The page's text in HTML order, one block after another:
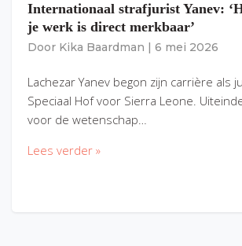
Internationaal strafjurist Yanev:
je werk is direct merkbaar’
Door Kika Baardman 6 mei 2026
Lachezar Yanev begon zijn carrière als
Speciaal Hof voor Sierra Leone.
voor de wetenschap…
Lees verder »